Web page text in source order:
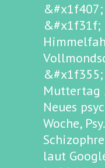
&#x1f31f;
&#x1f355;
Muttertag
Neues
Woche,
laut